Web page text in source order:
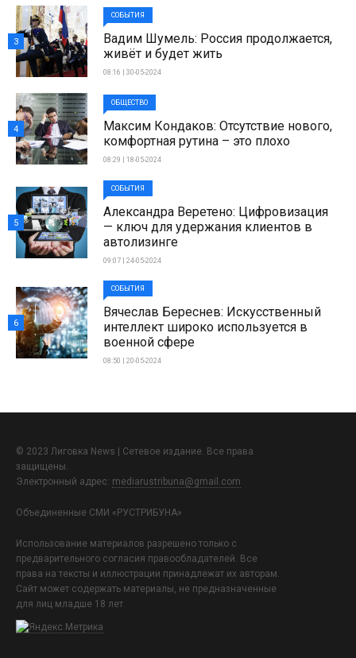
СОБЫТИЯ
Вадим Шумель: Россия продолжается,
живёт и будет жить
08:16 | 30-05-2024
3
ОБЩЕСТВО
Максим Кондаков: Отсутствие нового,
комфортная рутина – это плохо
08:29 | 18-05-2024
4
СОБЫТИЯ
Александра Веретено: Цифровизация
— ключ для удержания клиентов в
автолизинге
09:07 | 24-05-2024
5
СОБЫТИЯ
Вячеслав Береснев: Искусственный
интеллект широко используется в
военной сфере
08:50 | 20-05-2024
6
© 2023 Лиговка News | Сетевое издание. Все права
защищены.
Электронный адрес: mediarustribuna@gmail.com
Объединенные СМИ «РУСТРИБУНА»
Использование материалов разрешено только с
предварительного согласия правообладателей. Все
права на тексты и иллюстрации принадлежат их авторам.
Сайт может содержать материалы, не предназначенные
для лиц младше 18 лет.